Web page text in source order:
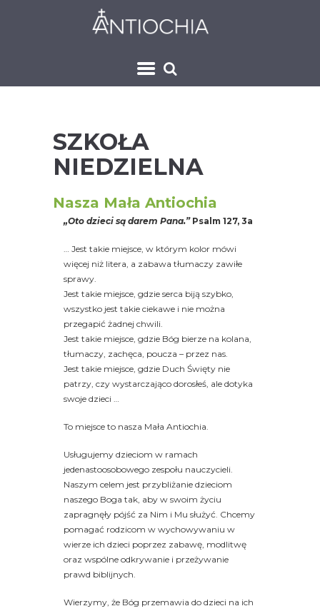
SZKOŁA
NIEDZIELNA
Nasza Mała Antiochia
„Oto dzieci są darem Pana.”Psalm 127, 3a
… Jest takie miejsce, w którym kolor mówi
więcej niż litera, a zabawa tłumaczy zawiłe
sprawy.
Jest takie miejsce, gdzie serca biją szybko,
wszystko jest takie ciekawe i nie można
przegapić żadnej chwili.
Jest takie miejsce, gdzie Bóg bierze na kolana,
tłumaczy, zachęca, poucza – przez nas.
Jest takie miejsce, gdzie Duch Święty nie
patrzy, czy wystarczająco dorosłeś, ale dotyka
swoje dzieci …
To miejsce to nasza Mała Antiochia.
Usługujemy dzieciom w ramach
jedenastoosobowego zespołu nauczycieli.
Naszym celem jest przybliżanie dzieciom
naszego Boga tak, aby w swoim życiu
zapragnęły pójść za Nim i Mu służyć. Chcemy
pomagać rodzicom w wychowywaniu w
wierze ich dzieci poprzez zabawę, modlitwę
oraz wspólne odkrywanie i przeżywanie
prawd biblijnych.
Wierzymy, że Bóg przemawia do dzieci na ich